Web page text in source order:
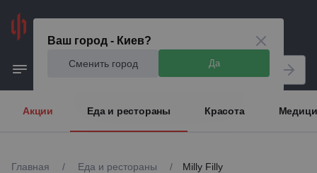
Ваш город - Киев?
Сменить город Да
Акции Еда и рестораны Красота
Главная / Еда и рестораны / Milly Filly